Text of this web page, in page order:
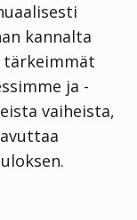
kannalta
ja -
vaiheista,